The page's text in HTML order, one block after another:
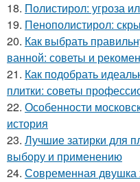
18. Полистирол: угроза
19. Пенополистирол:
20. Как выбрать
ванной: советы и
21. Как подобрать
плитки: советы
22. Особенности
история
23. Лучшие затирки для
выбору и применению
24. Современная двушка